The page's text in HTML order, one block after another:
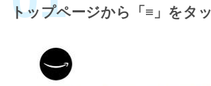
トップページから「≡」をタ